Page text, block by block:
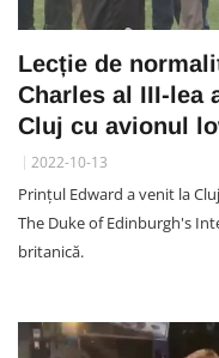
Lecție de
Charles al III-lea
Cluj cu avionul
2022-10-13
Prinţul Edward a venit la
The Duke of Edinburgh's
britanică.